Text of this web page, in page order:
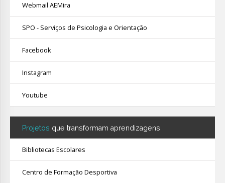
Webmail AEMira
SPO - Serviços de Psicologia e Orientação
Facebook
Instagram
Youtube
Projetos que transformam aprendizagens
Bibliotecas Escolares
Centro de Formação Desportiva